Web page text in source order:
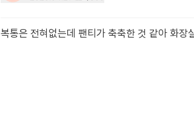
복통은 전혀없는데 팬티가 축축한 것 같아 화